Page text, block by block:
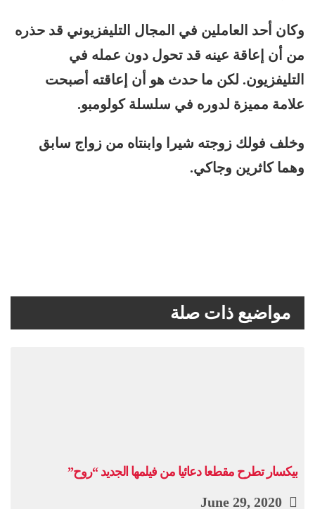
وكان أحد العاملين في المجال التليفزيوني قد حذره
من أن إعاقة عينه قد تحول دون عمله في
التليفزيون. لكن ما حدث هو أن إعاقته أصبحت
علامة مميزة لدوره في سلسلة كولومبو.
وخلف فولك زوجته شيرا وابنتاه من زواج سابق
وهما كاثرين وجاكي.
مواضيع ذات صلة
بيكسار تطرح مقطعا دعائيا من فيلمها الجديد “روح”